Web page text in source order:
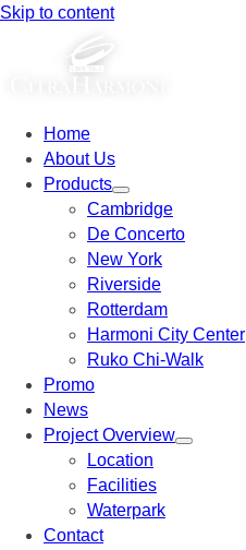
Skip to content
Home
About Us
Products
Cambridge
De Concerto
New York
Riverside
Rotterdam
Harmoni City Center
Ruko Chi-Walk
Promo
News
Project Overview
Location
Facilities
Waterpark
Contact